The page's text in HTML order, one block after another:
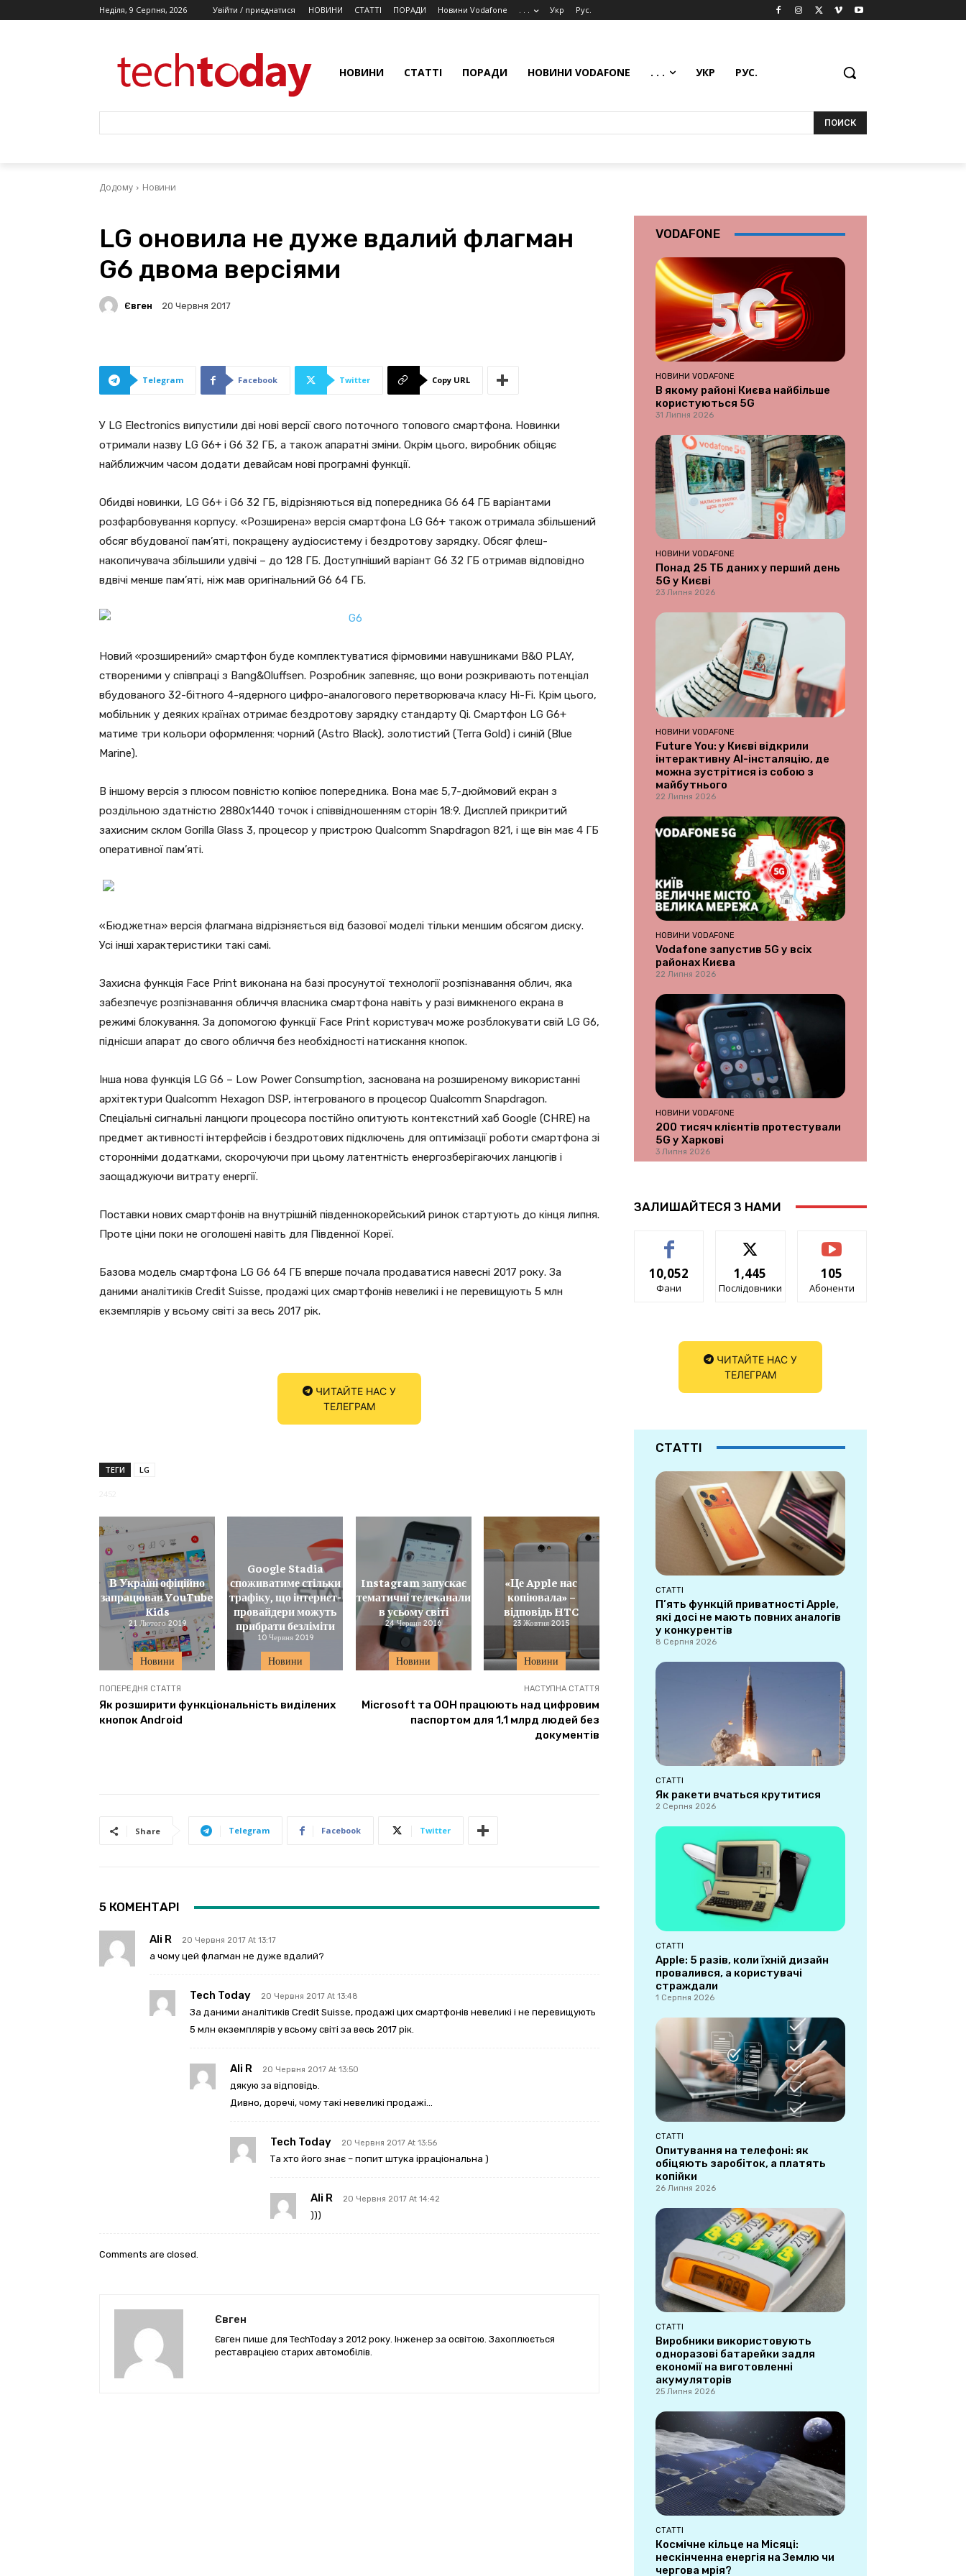
Неділя, 9 Серпня, 2026 Увійти / приєднатися НОВИНИ СТАТТІ ПОРАДИ Новини Vodafone . . . Укр Рус.
НОВИНИ СТАТТІ ПОРАДИ НОВИНИ VODAFONE . . . УКР РУС.
ПОИСК
Додому Новини
LG оновила не дуже вдалий флагман
G6 двома версіями
Євген 20 Червня 2017
Telegram Facebook Twitter Copy URL
У LG Electronics випустили дві нові версії свого поточного топового смартфона. Новинки
отримали назву LG G6+ і G6 32 ГБ, а також апаратні зміни. Окрім цього, виробник обіцяє
найближчим часом додати девайсам нові програмні функції.
Обидві новинки, LG G6+ і G6 32 ГБ, відрізняються від попередника G6 64 ГБ варіантами
розфарбовування корпусу. «Розширена» версія смартфона LG G6+ також отримала збільшений
обсяг вбудованої пам’яті, покращену аудіосистему і бездротову зарядку. Обсяг флеш-
накопичувача збільшили удвічі – до 128 ГБ. Доступніший варіант G6 32 ГБ отримав відповідно
вдвічі менше пам’яті, ніж мав оригінальний G6 64 ГБ.
Новий «розширений» смартфон буде комплектуватися фірмовими навушниками B&O PLAY,
створеними у співпраці з Bang&Oluffsen. Розробник запевняє, що вони розкривають потенціал
вбудованого 32-бітного 4-ядерного цифро-аналогового перетворювача класу Hi-Fi. Крім цього,
мобільник у деяких країнах отримає бездротову зарядку стандарту Qi. Смартфон LG G6+
матиме три кольори оформлення: чорний (Astro Black), золотистий (Terra Gold) і синій (Blue
Marine).
В іншому версія з плюсом повністю копіює попередника. Вона має 5,7-дюймовий екран з
роздільною здатністю 2880х1440 точок і співвідношенням сторін 18:9. Дисплей прикритий
захисним склом Gorilla Glass 3, процесор у пристрою Qualcomm Snapdragon 821, і ще він має 4 ГБ
оперативної пам’яті.
«Бюджетна» версія флагмана відрізняється від базової моделі тільки меншим обсягом диску.
Усі інші характеристики такі самі.
Захисна функція Face Print виконана на базі просунутої технології розпізнавання облич, яка
забезпечує розпізнавання обличчя власника смартфона навіть у разі вимкненого екрана в
режимі блокування. За допомогою функції Face Print користувач може розблокувати свій LG G6,
піднісши апарат до свого обличчя без необхідності натискання кнопок.
Інша нова функція LG G6 – Low Power Consumption, заснована на розширеному використанні
архітектури Qualcomm Hexagon DSP, інтегрованого в процесор Qualcomm Snapdragon.
Спеціальні сигнальні ланцюги процесора постійно опитують контекстний хаб Google (CHRE) на
предмет активності інтерфейсів і бездротових підключень для оптимізації роботи смартфона зі
сторонніми додатками, скорочуючи при цьому латентність енергозберігаючих ланцюгів і
заощаджуючи витрату енергії.
Поставки нових смартфонів на внутрішній південнокорейський ринок стартують до кінця липня.
Проте ціни поки не оголошені навіть для Південної Кореї.
Базова модель смартфона LG G6 64 ГБ вперше почала продаватися навесні 2017 року. За
даними аналітиків Credit Suisse, продажі цих смартфонів невеликі і не перевищують 5 млн
екземплярів у всьому світі за весь 2017 рік.
ЧИТАЙТЕ НАС У
ТЕЛЕГРАМ
ТЕГИ LG
Новини
В Україні офіційно
запрацював YouTube
Kids
21 Лютого 2019
Новини
Google Stadia
споживатиме стільки
трафіку, що інтернет-
провайдери можуть
прибрати безліміти
10 Червня 2019
Новини
Instagram запускає
тематичні телеканали
в усьому світі
24 Червня 2016
Новини
«Це Apple нас
копіювала» –
відповідь HTC
23 Жовтня 2015
ПОПЕРЕДНЯ СТАТТЯ
Як розширити функціональність виділених
кнопок Android
НАСТУПНА СТАТТЯ
Microsoft та ООН працюють над цифровим
паспортом для 1,1 млрд людей без
документів
Share Telegram Facebook Twitter
5 КОМЕНТАРІ
Ali R 20 Червня 2017 At 13:17
а чому цей флагман не дуже вдалий?
Tech Today 20 Червня 2017 At 13:48
За даними аналітиків Credit Suisse, продажі цих смартфонів невеликі і не перевищують
5 млн екземплярів у всьому світі за весь 2017 рік.
Ali R 20 Червня 2017 At 13:50
дякую за відповідь.
Дивно, доречі, чому такі невеликі продажі…
Tech Today 20 Червня 2017 At 13:56
Та хто його знає – попит штука ірраціональна )
Ali R 20 Червня 2017 At 14:42
)))
Comments are closed.
Євген
Євген пише для TechToday з 2012 року. Інженер за освітою. Захоплюється
реставрацією старих автомобілів.
VODAFONE
НОВИНИ VODAFONE
В якому районі Києва найбільше
користуються 5G
31 Липня 2026
НОВИНИ VODAFONE
Понад 25 ТБ даних у перший день
5G у Києві
23 Липня 2026
НОВИНИ VODAFONE
Future You: у Києві відкрили
інтерактивну AI-інсталяцію, де
можна зустрітися із собою з
майбутнього
22 Липня 2026
НОВИНИ VODAFONE
Vodafone запустив 5G у всіх
районах Києва
22 Липня 2026
НОВИНИ VODAFONE
200 тисяч клієнтів протестували
5G у Харкові
3 Липня 2026
ЗАЛИШАЙТЕСЯ З НАМИ
10,052
Фани
1,445
Послідовники
105
Абоненти
ЧИТАЙТЕ НАС У
ТЕЛЕГРАМ
СТАТТІ
СТАТТІ
П’ять функцій приватності Apple,
які досі не мають повних аналогів
у конкурентів
8 Серпня 2026
СТАТТІ
Як ракети вчаться крутитися
2 Серпня 2026
СТАТТІ
Apple: 5 разів, коли їхній дизайн
провалився, а користувачі
страждали
1 Серпня 2026
СТАТТІ
Опитування на телефоні: як
обіцяють заробіток, а платять
копійки
26 Липня 2026
СТАТТІ
Виробники використовують
одноразові батарейки задля
економії на виготовленні
акумуляторів
25 Липня 2026
СТАТТІ
Космічне кільце на Місяці:
нескінченна енергія на Землю чи
чергова мрія?